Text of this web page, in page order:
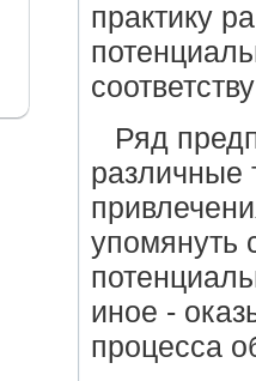
практику
Ряд
различные
упомянуть
иное -
процесса